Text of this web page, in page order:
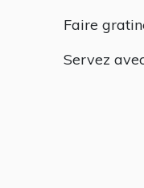
Faire
Servez